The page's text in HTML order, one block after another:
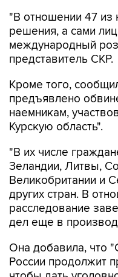
"В отношении 47 из
решения, а сами
международный
представитель СКР.
Кроме того,
предъявлено
наемникам,
Курскую область".
"В их числе
Зеландии, Литвы,
Великобритании и
других стран. В
расследование
дел еще в
Она добавила, что
России продолжит